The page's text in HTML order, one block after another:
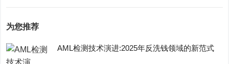
为您推荐
AML检测技术演进:2025年反洗钱领域的新范式